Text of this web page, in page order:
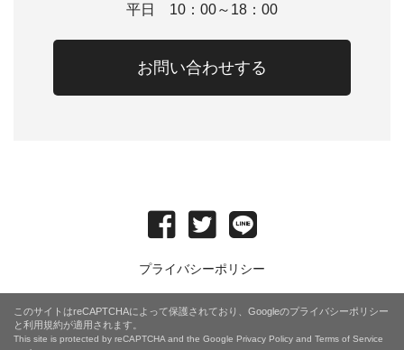
平日 10：00～18：00
お問い合わせする
プライバシーポリシー
このサイトはreCAPTCHAによって保護されており、Googleのプライバシーポリシー
と利用規約が適用されます。
This site is protected by reCAPTCHA and the Google Privacy Policy and Terms of Service